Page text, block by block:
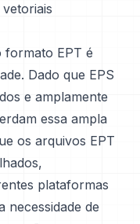
formato EPT é
Dado que EPS
e amplamente
essa ampla
os arquivos EPT
plataformas
necessidade de